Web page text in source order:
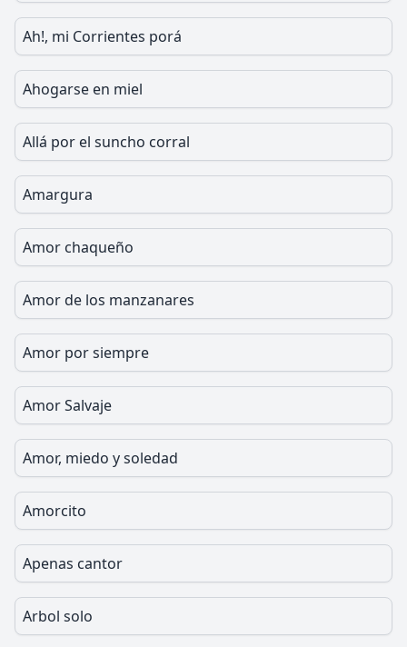
Ah!, mi Corrientes porá
Ahogarse en miel
Allá por el suncho corral
Amargura
Amor chaqueño
Amor de los manzanares
Amor por siempre
Amor Salvaje
Amor, miedo y soledad
Amorcito
Apenas cantor
Arbol solo